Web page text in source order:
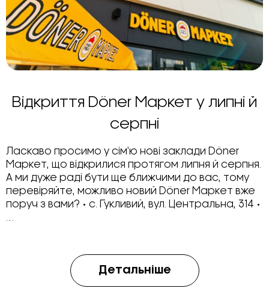
Відкриття Döner Маркет у липні й
серпні
Ласкаво просимо у сім’ю нові заклади Döner
Маркет, що відкрилися протягом липня й серпня.
А ми дуже раді бути ще ближчими до вас, тому
перевіряйте, можливо новий Döner Маркет вже
поруч з вами? • с. Гукливий, вул. Центральна, 314 •
Детальніше